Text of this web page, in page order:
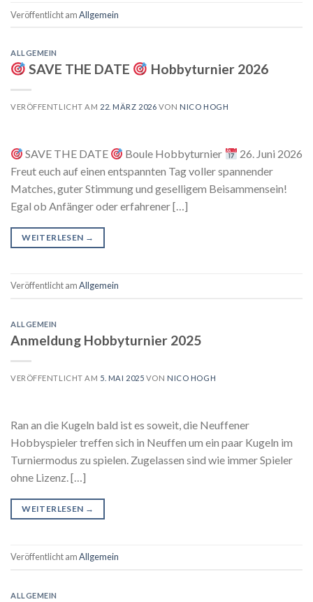
Veröffentlicht amAllgemein
ALLGEMEIN
SAVE THE DATE Hobbyturnier 2026
VERÖFFENTLICHT AM 22. MÄRZ 2026 VON NICO HOGH
SAVE THE DATE Boule Hobbyturnier
26. Juni 2026
Freut euch auf einen entspannten Tag voller spannender
Matches, guter Stimmung und geselligem Beisammensein!
Egal ob Anfänger oder erfahrener […]
WEITERLESEN →
Veröffentlicht amAllgemein
ALLGEMEIN
Anmeldung Hobbyturnier 2025
VERÖFFENTLICHT AM 5. MAI 2025 VON NICO HOGH
Ran an die Kugeln bald ist es soweit, die Neuffener
Hobbyspieler treffen sich in Neuffen um ein paar Kugeln im
Turniermodus zu spielen. Zugelassen sind wie immer Spieler
ohne Lizenz. […]
WEITERLESEN →
Veröffentlicht amAllgemein
ALLGEMEIN